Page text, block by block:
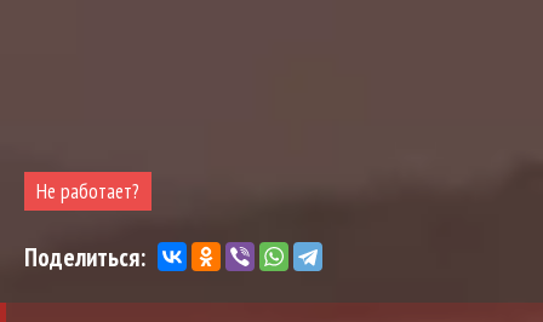
Не работает?
Поделиться: